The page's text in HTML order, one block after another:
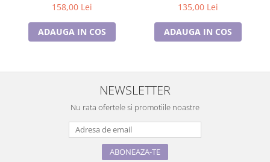
158,00 Lei
ADAUGA IN COS
135,00 Lei
ADAUGA IN COS
NEWSLETTER
Nu rata ofertele si promotiile noastre